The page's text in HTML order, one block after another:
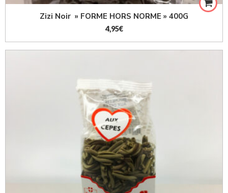
Zizi Noir » FORME HORS NORME » 400G
4,95€